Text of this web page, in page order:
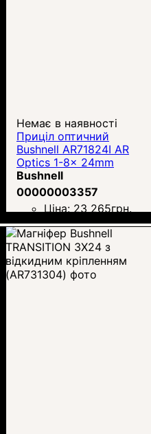
Немає в наявності
Приціл оптичний
Bushnell AR71824I AR
Optics 1-8x 24mm
Bushnell
00000003357
Ціна: 23 265грн.